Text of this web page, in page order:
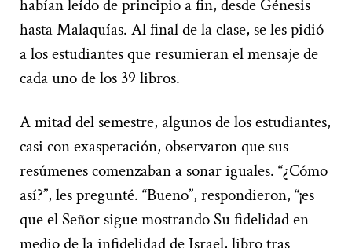
habían leído de principio a fin, desde Génesis
hasta Malaquías. Al final de la clase, se les pidió
a los estudiantes que resumieran el mensaje de
cada uno de los 39 libros.
A mitad del semestre, algunos de los estudiantes,
casi con exasperación, observaron que sus
resúmenes comenzaban a sonar iguales. “¿Cómo
así?”, les pregunté. “Bueno”, respondieron, “¡es
que el Señor sigue mostrando Su fidelidad en